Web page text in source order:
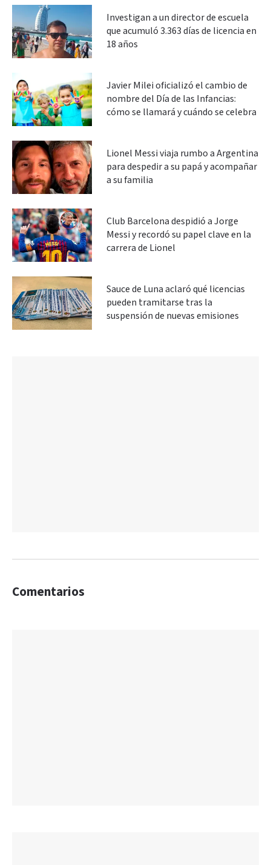
Investigan a un director de escuela
que acumuló 3.363 días de licencia en
18 años
Javier Milei oficializó el cambio de
nombre del Día de las Infancias:
cómo se llamará y cuándo se celebra
Lionel Messi viaja rumbo a Argentina
para despedir a su papá y acompañar
a su familia
Club Barcelona despidió a Jorge
Messi y recordó su papel clave en la
carrera de Lionel
Sauce de Luna aclaró qué licencias
pueden tramitarse tras la
suspensión de nuevas emisiones
Comentarios